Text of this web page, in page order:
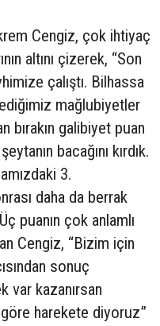
Cengiz, çok ihtiyaç
altını çizerek, “Son
çalıştı. Bilhassa
mağlubiyetler
bırakın galibiyet puan
bacağını kırdık.
3.
daha da berrak
puanın çok anlamlı
Cengiz, “Bizim için
sonuç
var kazanırsan
harekete diyoruz”